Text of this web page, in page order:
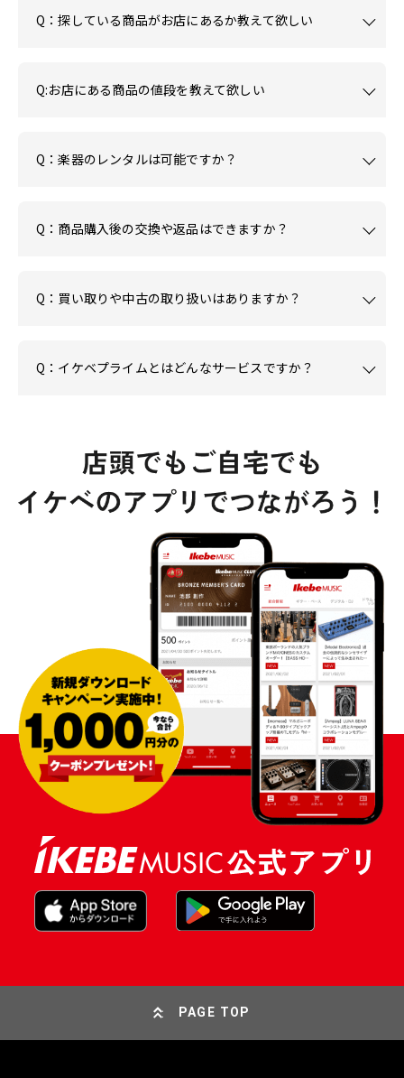
Q：探している商品がお店にあるか教えて欲しい
Q:お店にある商品の値段を教えて欲しい
Q：楽器のレンタルは可能ですか？
Q：商品購入後の交換や返品はできますか？
Q：買い取りや中古の取り扱いはありますか？
Q：イケベプライムとはどんなサービスですか？
PAGE TOP